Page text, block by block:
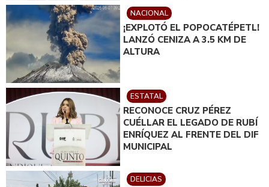
NACIONAL
¡EXPLOTÓ EL POPOCATÉPETL!
LANZÓ CENIZA A 3.5 KM DE
ALTURA
ESTATAL
RECONOCE CRUZ PÉREZ
CUÉLLAR EL LEGADO DE RUBÍ
ENRÍQUEZ AL FRENTE DEL DIF
MUNICIPAL
DELICIAS